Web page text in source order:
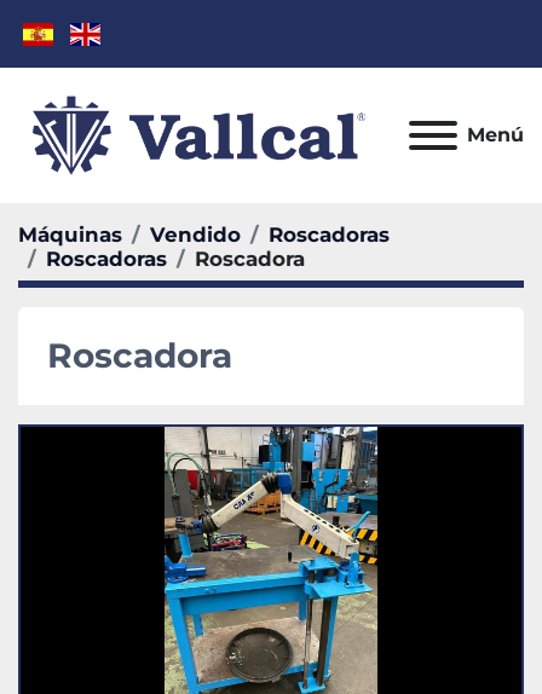
Menú
Máquinas Vendido
Roscadoras
Roscadoras
Roscadora
Roscadora